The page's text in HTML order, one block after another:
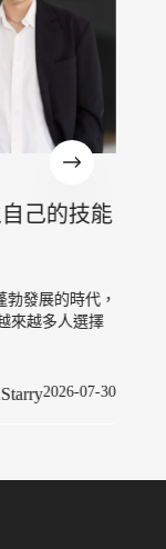
己的技能
發展的時代，
來越多人選擇
2026-07-30